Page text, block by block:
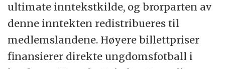
ultimate inntekstkilde, og brorparten av
denne inntekten redistribueres til
medlemslandene. Høyere billettpriser
finansierer direkte ungdomsfotball i